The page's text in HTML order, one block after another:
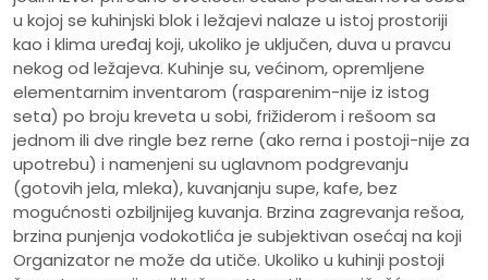
u kojoj se kuhinjski blok i ležajevi nalaze u istoj prostoriji
kao i klima uređaj koji, ukoliko je uključen, duva u pravcu
nekog od ležajeva. Kuhinje su, većinom, opremljene
elementarnim inventarom (rasparenim-nije iz istog
seta) po broju kreveta u sobi, frižiderom i rešoom sa
jednom ili dve ringle bez rerne (ako rerna i postoji-nije za
upotrebu) i namenjeni su uglavnom podgrevanju
(gotovih jela, mleka), kuvanjanju supe, kafe, bez
mogućnosti ozbiljnijeg kuvanja. Brzina zagrevanja rešoa,
brzina punjenja vodokotlića je subjektivan osećaj na koji
Organizator ne može da utiče. Ukoliko u kuhinji postoji